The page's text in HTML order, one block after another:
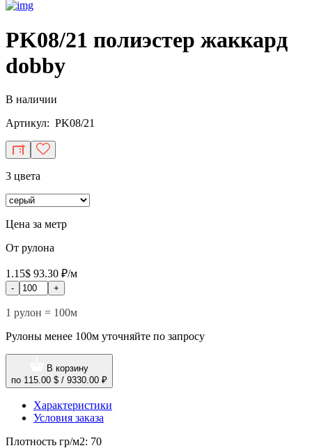
PK08/21 полиэстер жаккард
dobby
В наличии
Артикул: PK08/21
3 цвета
Цена за метр
От рулона
1.15$ 93.30 ₽/м
- +
1 рулон = 100м
Рулоны менее 100м уточняйте по запросу
В корзину
по 115.00 $ / 9330.00 ₽
Характеристики
Условия заказа
Плотность гр/м2: 70